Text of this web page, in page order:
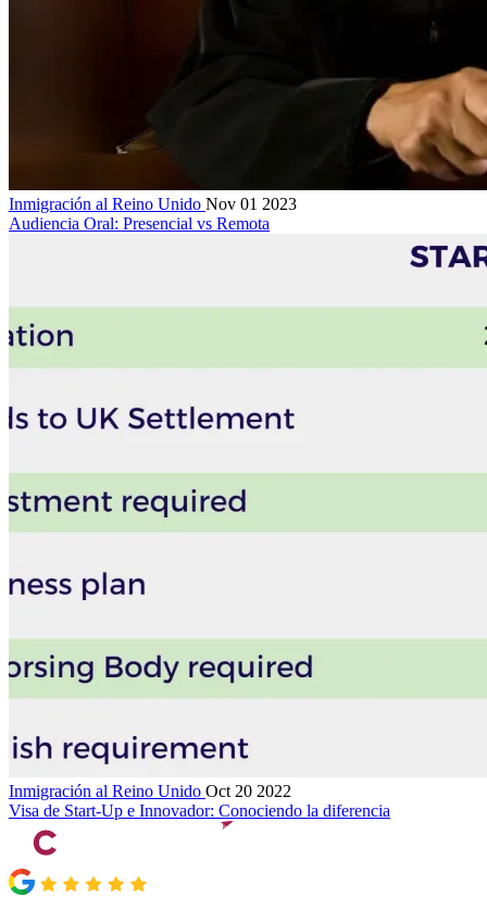
Inmigración al Reino Unido Nov 01 2023
Audiencia Oral: Presencial vs Remota
Inmigración al Reino Unido Oct 20 2022
Visa de Start-Up e Innovador: Conociendo la diferencia